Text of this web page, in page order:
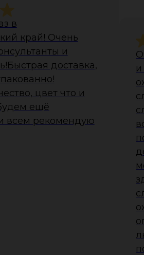
в
край! Очень
и
доставка,
цвет что и
ещё
всем рекомендую